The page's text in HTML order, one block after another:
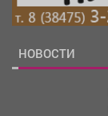
НОВОСТИ